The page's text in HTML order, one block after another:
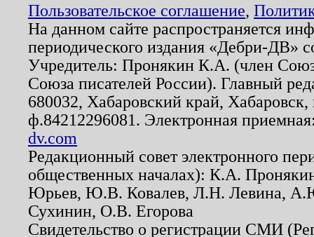
Пользовательское соглашение,
На данном сайте распространяется
периодического издания «Дебри-ДВ»
Учредитель: Пронякин К.А. (член
Союза писателей России). Главный
680032, Хабаровский край,
ф.84212296081. Электронная
dv.com
Редакционный совет электронного
общественных началах): К.А.
Юрьев, Ю.В. Ковалев, Л.Н. Левина,
Сухинин, О.В. Егорова
Свидетельство о регистрации СМИ